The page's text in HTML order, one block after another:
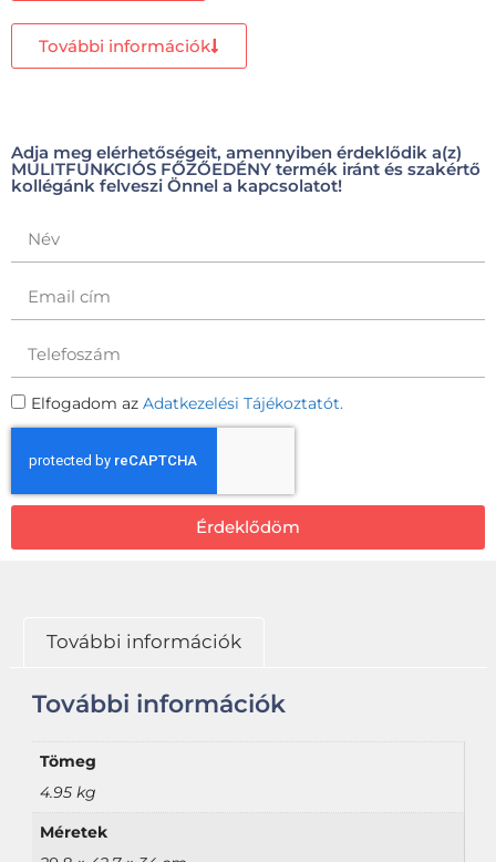
További információk
Adja meg elérhetőségeit, amennyiben érdeklődik a(z)
MULITFUNKCIÓS FŐZŐEDÉNY termék iránt és szakértő
kollégánk felveszi Önnel a kapcsolatot!
Elfogadom az Adatkezelési Tájékoztatót.
Érdeklődöm
További információk
További információk
Tömeg
4.95 kg
Méretek